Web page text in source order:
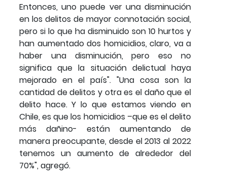
Entonces, uno puede ver una disminución
en los delitos de mayor connotación social,
pero si lo que ha disminuido son 10 hurtos y
han aumentado dos homicidios, claro, va a
haber una disminución, pero eso no
significa que la situación delictual haya
mejorado en el país". "Una cosa son la
cantidad de delitos y otra es el daño que el
delito hace. Y lo que estamos viendo en
Chile, es que los homicidios –que es el delito
más dañino- están aumentando de
manera preocupante, desde el 2013 al 2022
tenemos un aumento de alrededor del
70%", agregó.